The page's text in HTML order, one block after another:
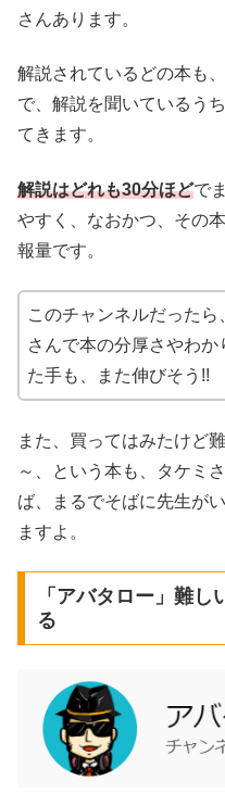
さんあります。
解説されているどの本も、
で、解説を聞いているう
てきます。
解説はどれも30分ほどで
やすく、なおかつ、その
報量です。
このチャンネルだった
さんで本の分厚さやわ
た手も、また伸びそう!!
また、買ってはみたけど
～、という本も、タケミ
ば、まるでそばに先生が
ますよ。
「アバタロー」難
る